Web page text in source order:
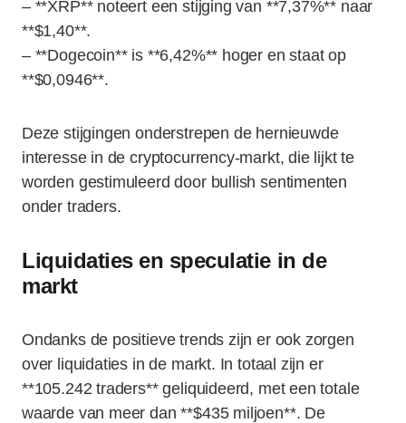
– **XRP** noteert een stijging van **7,37%** naar
**$1,40**.
– **Dogecoin** is **6,42%** hoger en staat op
**$0,0946**.
Deze stijgingen onderstrepen de hernieuwde
interesse in de cryptocurrency-markt, die lijkt te
worden gestimuleerd door bullish sentimenten
onder traders.
Liquidaties en speculatie in de
markt
Ondanks de positieve trends zijn er ook zorgen
over liquidaties in de markt. In totaal zijn er
**105.242 traders** geliquideerd, met een totale
waarde van meer dan **$435 miljoen**. De